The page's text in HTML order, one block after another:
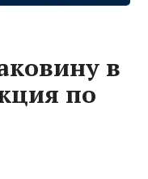
в
по